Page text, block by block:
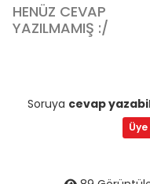
HENÜZ CEVAP
YAZILMAMIŞ :/
Soruya cevap
Üye